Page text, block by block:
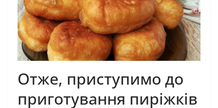
Отже, приступимо до
приготування пиріжків